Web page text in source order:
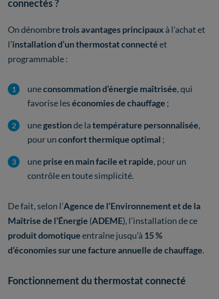
connectés ?
On dénombretrois avantages principaux à l’achat et
l’installation d’un thermostat connectéet
programmable :
uneconsommation d’énergie maîtrisée, qui
favorise leséconomies de chauffage ;
unegestionde latempérature personnalisée,
pour unconfort thermique optimal ;
uneprise en main facile et rapide, pour un
contrôle en toute simplicité.
De fait, selon l’Agence de l’Environnement et de la
Maîtrise de l’Énergie (ADEME), l’installation de ce
produit domotiqueentraîne jusqu’à 15 %
d’économies sur une facture annuelle de chauffage.
Fonctionnement du thermostat connecté